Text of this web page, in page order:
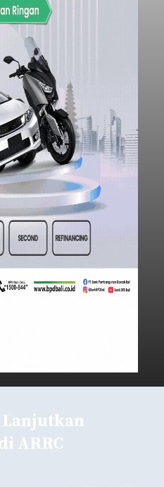
Lanjutkan
ARRC